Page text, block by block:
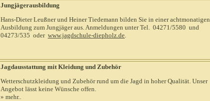
Jungjägerausbildung
Hans-Dieter Leußner und Heiner Tiedemann bilden Sie in einer achtmonatigen
Ausbildung zum Jungjäger aus. Anmeldungen unter Tel. 04271/5580 und
04273/535 oder www.jagdschule-diepholz.de.
Jagdausstattung mit Kleidung und Zubehör
Wetterschutzkleidung und Zubehör rund um die Jagd in hoher Qualität. Unser
Angebot lässt keine Wünsche offen.
» mehr..